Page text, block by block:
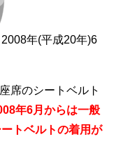
年(平成20年)6
席のシートベルト
年6月からは一般
トベルトの着用が